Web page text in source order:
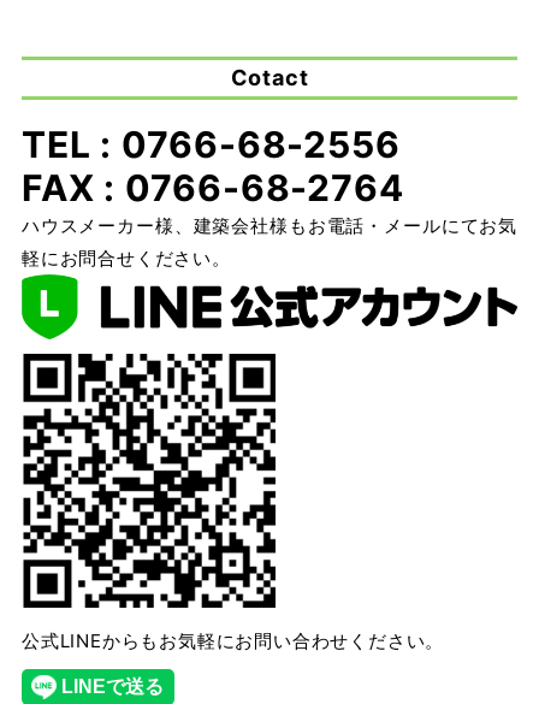
Cotact
TEL : 0766-68-2556
FAX : 0766-68-2764
ハウスメーカー様、建築会社様もお電話・メールにてお気
軽にお問合せください。
公式LINEからもお気軽にお問い合わせください。